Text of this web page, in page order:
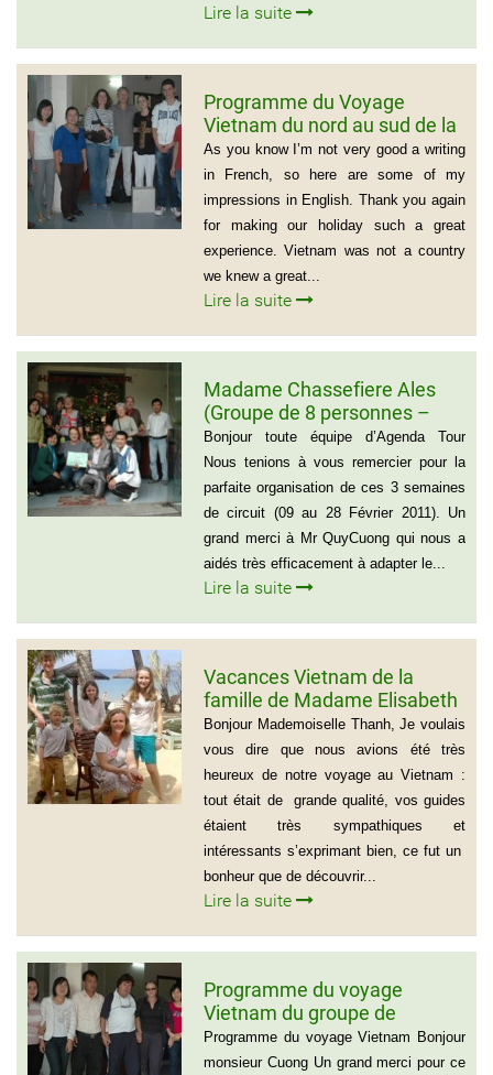
Lire la suite
Programme du Voyage
Vietnam du nord au sud de la
famille de Vivien Schydlawsky
As you know I’m not very good a writing
in French, so here are some of my
impressions in English. Thank you again
for making our holiday such a great
experience. Vietnam was not a country
we knew a great...
Lire la suite
Madame Chassefiere Ales
(Groupe de 8 personnes –
Voyage du Nord au Sud
Vietnam)
Bonjour toute équipe d’Agenda Tour
Nous tenions à vous remercier pour la
parfaite organisation de ces 3 semaines
de circuit (09 au 28 Février 2011). Un
grand merci à Mr QuyCuong qui nous a
aidés très efficacement à adapter le...
Lire la suite
Vacances Vietnam de la
famille de Madame Elisabeth
DE LAUBESPIN (6 personnes)
Bonjour Mademoiselle Thanh, Je voulais
vous dire que nous avions été très
heureux de notre voyage au Vietnam :
tout était de grande qualité, vos guides
étaient très sympathiques et
intéressants s’exprimant bien, ce fut un
bonheur que de découvrir...
Lire la suite
Programme du voyage
Vietnam du groupe de
madame et Mr Jean Marie
Cannac
Programme du voyage Vietnam Bonjour
monsieur Cuong Un grand merci pour ce